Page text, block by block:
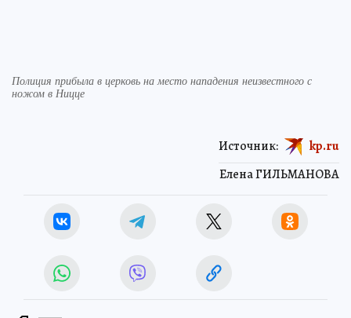
Полиция прибыла в церковь на место нападения неизвестного с
ножом в Ницце
Елена ГИЛЬМАНОВА
Источник: kp.ru